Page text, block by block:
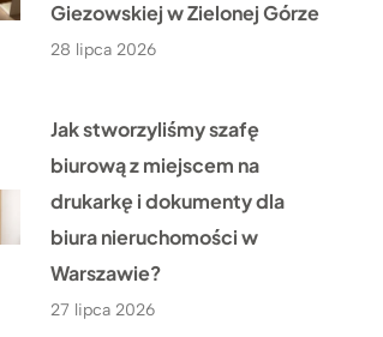
Giezowskiej w Zielonej Górze
28 lipca 2026
Jak stworzyliśmy szafę
biurową z miejscem na
drukarkę i dokumenty dla
biura nieruchomości w
Warszawie?
27 lipca 2026